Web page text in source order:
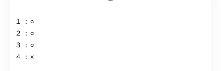
１：○
２：○
３：○
４：×